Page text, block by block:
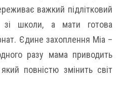
важкий підлітковий
зі школи, а мати готова
Єдине захоплення Міа –
разу мама приводить
повністю змінить світ